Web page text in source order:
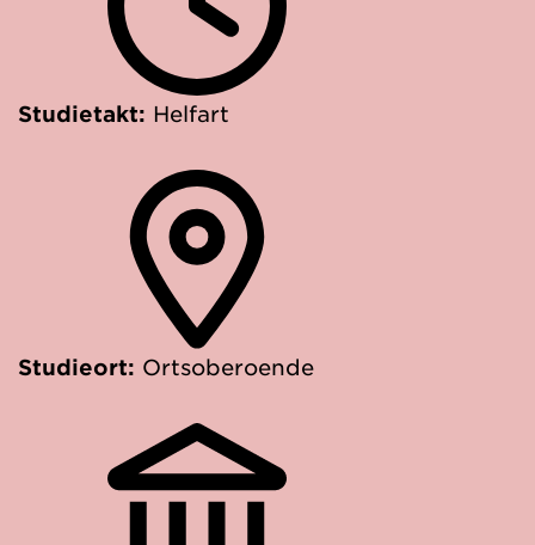
Studietakt: Helfart
Studieort: Ortsoberoende